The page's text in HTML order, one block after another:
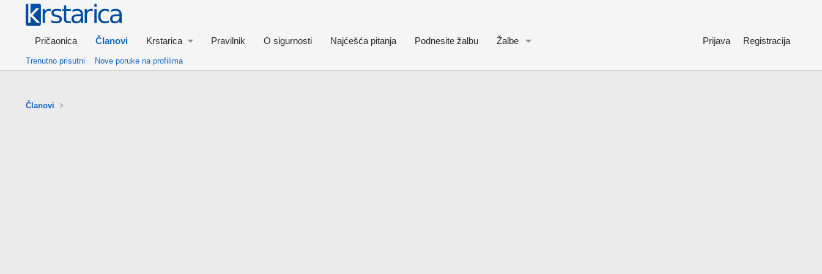
Pričaonica Članovi Krstarica Pravilnik O sigurnosti Najćešća pitanja Podnesite žalbu Žalbe Prijava Registracija
Trenutno prisutni Nove poruke na profilima
Članovi